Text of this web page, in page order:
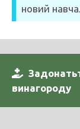
новий
винагороду